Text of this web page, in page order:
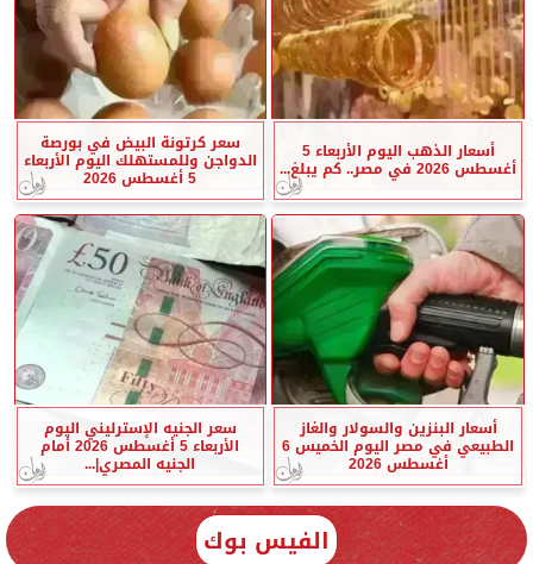
أسعار الذهب اليوم الأربعاء 5
أغسطس 2026 في مصر.. كم يبلغ...
سعر كرتونة البيض في بورصة
الدواجن وللمستهلك اليوم الأربعاء
5 أغسطس 2026
أسعار البنزين والسولار والغاز
الطبيعي في مصر اليوم الخميس 6
أغسطس 2026
سعر الجنيه الإسترليني اليوم
الأربعاء 5 أغسطس 2026 أمام
الجنيه المصري|...
الفيس بوك